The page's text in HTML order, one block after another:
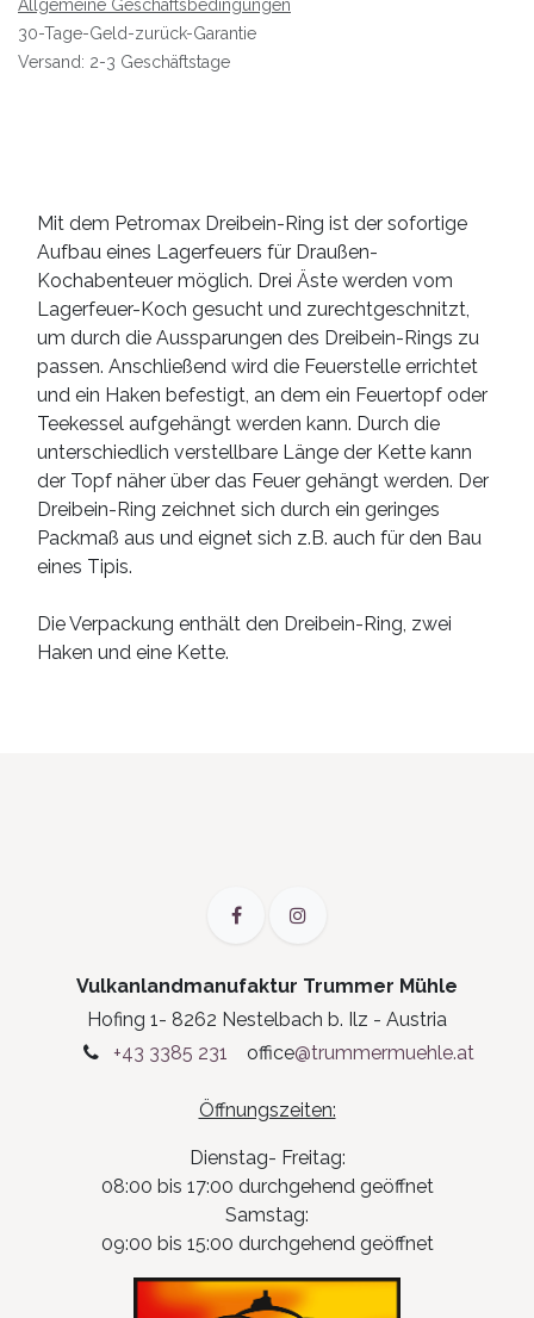
Allgemeine Geschäftsbedingungen
30-Tage-Geld-zurück-Garantie
Versand: 2-3 Geschäftstage
Mit dem Petromax Dreibein-Ring ist der sofortige
Aufbau eines Lagerfeuers für Draußen-
Kochabenteuer möglich. Drei Äste werden vom
Lagerfeuer-Koch gesucht und zurechtgeschnitzt,
um durch die Aussparungen des Dreibein-Rings zu
passen. Anschließend wird die Feuerstelle errichtet
und ein Haken befestigt, an dem ein Feuertopf oder
Teekessel aufgehängt werden kann. Durch die
unterschiedlich verstellbare Länge der Kette kann
der Topf näher über das Feuer gehängt werden. Der
Dreibein-Ring zeichnet sich durch ein geringes
Packmaß aus und eignet sich z.B. auch für den Bau
eines Tipis.
Die Verpackung enthält den Dreibein-Ring, zwei
Haken und eine Kette.
Vulkanlandmanufaktur Trummer Mühle
Hofing 1- 8262 Nestelbach b. Ilz - Austria
+43 3385 231
office@trummermuehle.at
Öffnungszeiten:
Dienstag- Freitag:
08:00 bis 17:00 durchgehend geöffnet
Samstag:
09:00 bis 15:00 durchgehend geöffnet